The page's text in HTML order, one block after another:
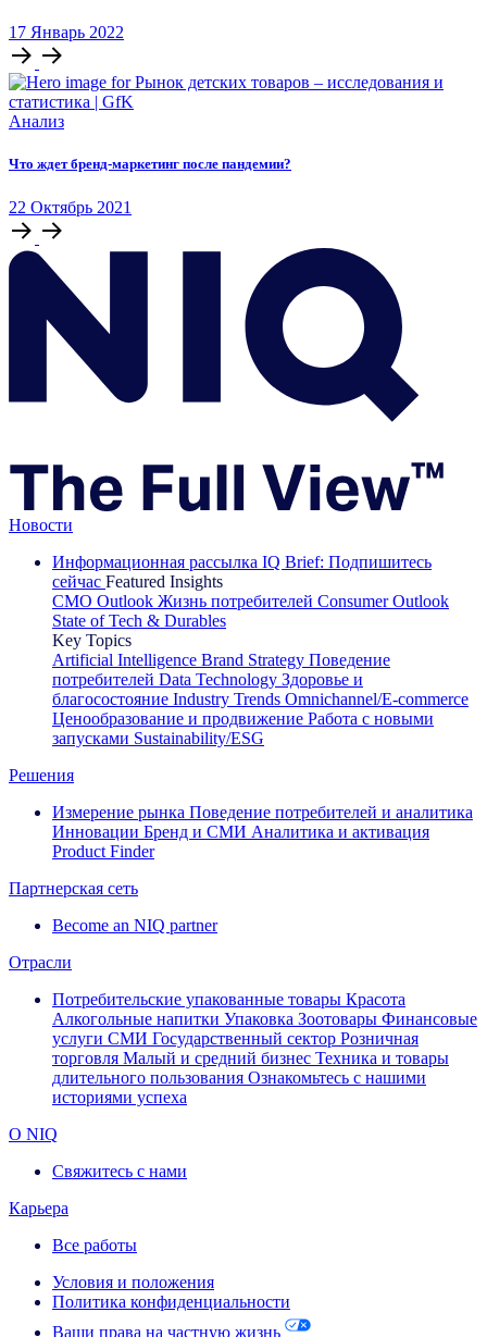
17 Январь 2022
Анализ
Что ждет бренд-маркетинг после пандемии?
22 Октябрь 2021
Новости
Информационная рассылка IQ Brief: Подпишитесь
сейчас Featured Insights
CMO Outlook Жизнь потребителей Consumer Outlook
State of Tech & Durables
Key Topics
Artificial Intelligence Brand Strategy Поведение
потребителей Data Technology Здоровье и
благосостояние Industry Trends Omnichannel/E-commerce
Ценообразование и продвижение Работа с новыми
запусками Sustainability/ESG
Решения
Измерение рынка Поведение потребителей и аналитика
Инновации Бренд и СМИ Аналитика и активация
Product Finder
Партнерская сеть
Become an NIQ partner
Отрасли
Потребительские упакованные товары Красота
Алкогольные напитки Упаковка Зоотовары Финансовые
услуги СМИ Государственный сектор Розничная
торговля Малый и средний бизнес Техника и товары
длительного пользования Ознакомьтесь с нашими
историями успеха
О NIQ
Свяжитесь с нами
Карьера
Все работы
Условия и положения
Политика конфиденциальности
Ваши права на частную жизнь